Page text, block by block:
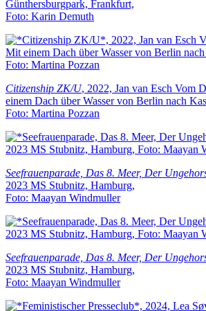
Günthersburgpark, Frankfurt,
Foto: Karin Demuth
Citizenship ZK/U, 2022, Jan van Esch Vom
einem Dach über Wasser von Berlin nach
Foto: Martina Pozzan
Seefrauenparade, Das 8. Meer, Der
2023 MS Stubnitz, Hamburg,
Foto: Maayan Windmuller
Seefrauenparade, Das 8. Meer, Der
2023 MS Stubnitz, Hamburg,
Foto: Maayan Windmuller